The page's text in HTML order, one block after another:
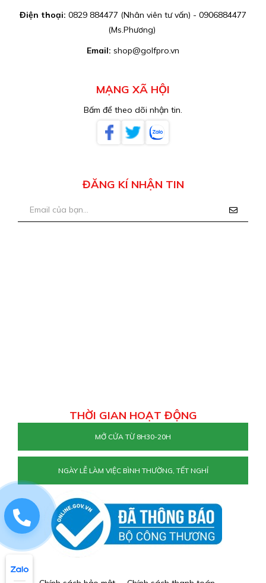
Điện thoại: 0829 884477 (Nhân viên tư vấn) - 0906884477
(Ms.Phương)
Email: shop@golfpro.vn
MẠNG XÃ HỘI
Bấm để theo dõi nhận tin.
ĐĂNG KÍ NHẬN TIN
THỜI GIAN HOẠT ĐỘNG
MỞ CỬA TỪ 8H30-20H
NGÀY LỄ LÀM VIỆC BÌNH THƯỜNG, TẾT NGHỈ
0829884477